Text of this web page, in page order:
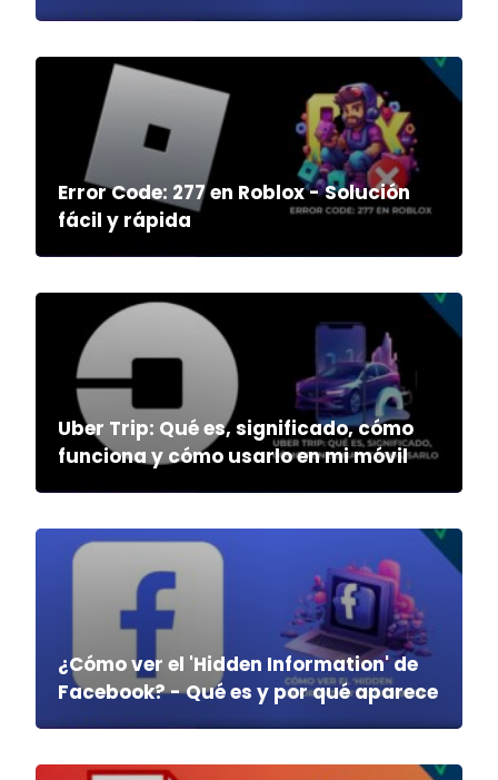
Error Code: 277 en Roblox - Solución
fácil y rápida
Uber Trip: Qué es, significado, cómo
funciona y cómo usarlo en mi móvil
¿Cómo ver el 'Hidden Information' de
Facebook? - Qué es y por qué aparece